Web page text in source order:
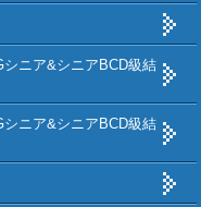
ニア&シニアBCD級結
ニア&シニアBCD級結